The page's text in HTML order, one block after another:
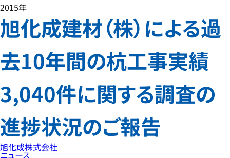
2015年
旭化成建材（株）による過
去10年間の杭工事実績
3,040件に関する調査の
進捗状況のご報告
旭化成株式会社
ニュース